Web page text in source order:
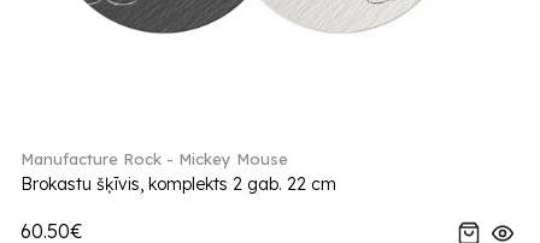
Manufacture Rock - Mickey Mouse
Brokastu šķīvis, komplekts 2 gab. 22 cm
60.50€